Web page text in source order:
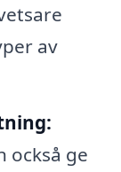
av
också ge